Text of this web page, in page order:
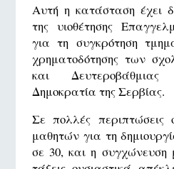
Αυτή η κατάσταση έχει
της υιοθέτησης
για τη συγκρότηση
χρηματοδότησης των
και
Δημοκρατία της Σερβίας.
Σε πολλές περιπτώσεις
μαθητών για τη
σε 30, και η